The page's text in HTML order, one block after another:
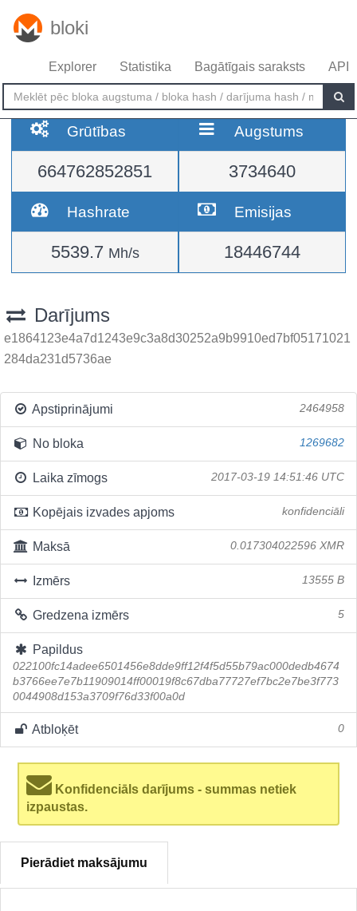
bloki
Explorer Statistika Bagātīgais saraksts API
Grūtības
664762852851
Augstums
3734640
Hashrate
5539.7 Mh/s
Emisijas
18446744
Darījums
e1864123e4a7d1243e9c3a8d30252a9b9910ed7bf05171021
284da231d5736ae
Apstiprinājumi 2464958
No bloka 1269682
Laika zīmogs 2017-03-19 14:51:46 UTC
Kopējais izvades apjoms konfidenciāli
Maksā 0.017304022596 XMR
Izmērs 13555 B
Gredzena izmērs 5
Papildus
022100fc14adee6501456e8dde9ff12f4f5d55b79ac000dedb4674
b3766ee7e7b11909014ff00019f8c67dba77727ef7bc2e7be3f773
0044908d153a3709f76d33f00a0d
Atbloķēt 0
Konfidenciāls darījums - summas netiek
izpaustas.
Pierādiet maksājumu